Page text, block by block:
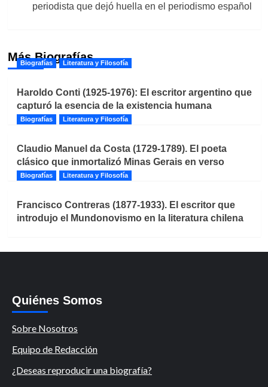
periodista que dejó huella en el periodismo español
Más Biografías
Biografías Literatura y Filosofía
Haroldo Conti (1925-1976): El escritor argentino que
capturó la esencia de la existencia humana
Biografías Literatura y Filosofía
Claudio Manuel da Costa (1729-1789). El poeta
clásico que inmortalizó Minas Gerais en verso
Biografías Literatura y Filosofía
Francisco Contreras (1877-1933). El escritor que
introdujo el Mundonovismo en la literatura chilena
Quiénes Somos
Sobre Nosotros
Equipo de Redacción
¿Deseas reproducir una biografía?